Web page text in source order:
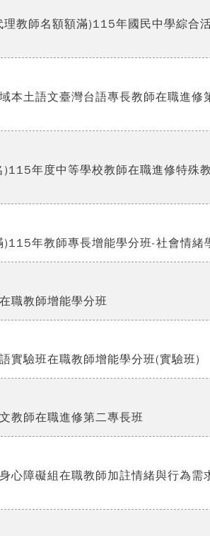
教師名額額滿)115年國民中學綜合
本土語文臺灣台語專長教師在職進修
年度中等學校教師在職進修特殊
年教師專長增能學分班-社會情緒
職教師增能學分班
實驗班在職教師增能學分班(實驗班)
教師在職進修第二專長班
心障礙組在職教師加註情緒與行為需